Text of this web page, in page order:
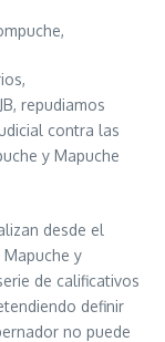
repudiamos
contra las
y Mapuche
desde el
y
de calificativos
definir
no puede